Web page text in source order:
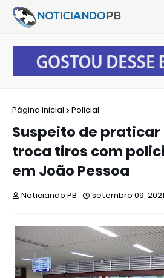
Página inicial Policial
Suspeito de
troca tiros com
em João Pessoa
Noticiando PB setembro 09, 2021